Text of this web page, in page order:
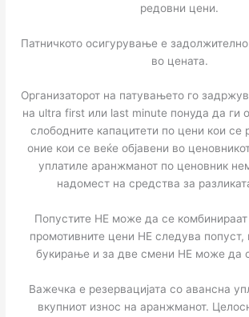
редовни цени.
Патничкото осигурување е
во цената.
Организаторот на патувањето го
на ultra first или last minute понуда да ги
слободните капацитети по цени кои се
оние кои се веќе објавени во
уплатиле аранжманот по ценовник
надомест на средства за
Попустите НЕ можe да се
промотивните цени НЕ следува попуст,
букирање и за две смени НЕ може да
Важечка е резервацијата со авансна
вкупниот износ на аранжманот.